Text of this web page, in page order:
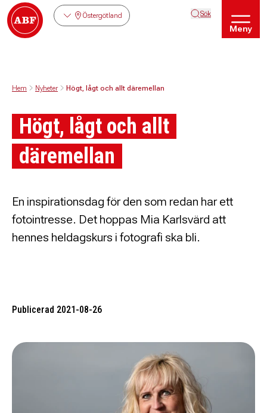
Östergötland Sök
Meny
Hem Nyheter Högt, lågt och allt däremellan
Högt, lågt och allt
däremellan
En inspirationsdag för den som redan har ett
fotointresse. Det hoppas Mia Karlsvärd att
hennes heldagskurs i fotografi ska bli.
Publicerad 2021-08-26